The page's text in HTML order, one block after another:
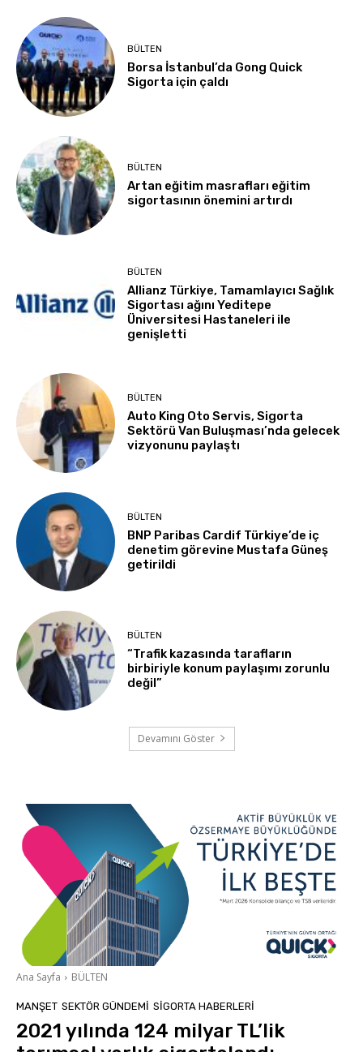
BÜLTEN
Borsa İstanbul’da Gong Quick
Sigorta için çaldı
BÜLTEN
Artan eğitim masrafları eğitim
sigortasının önemini artırdı
BÜLTEN
Allianz Türkiye, Tamamlayıcı Sağlık
Sigortası ağını Yeditepe
Üniversitesi Hastaneleri ile
genişletti
BÜLTEN
Auto King Oto Servis, Sigorta
Sektörü Van Buluşması’nda gelecek
vizyonunu paylaştı
BÜLTEN
BNP Paribas Cardif Türkiye’de iç
denetim görevine Mustafa Güneş
getirildi
BÜLTEN
“Trafik kazasında tarafların
birbiriyle konum paylaşımı zorunlu
değil”
Devamını Göster